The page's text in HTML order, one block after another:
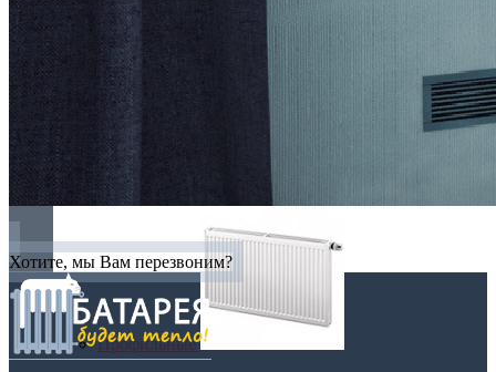
Линейные
Плоские
Профильные
Хотите, мы Вам перезвоним?